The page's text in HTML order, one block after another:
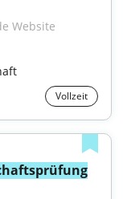
Website
Vollzeit